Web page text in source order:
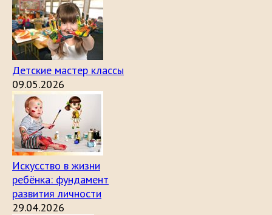
Детские мастер классы
09.05.2026
Искусство в жизни
ребёнка: фундамент
развития личности
29.04.2026